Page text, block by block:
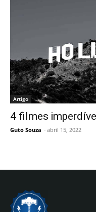
Artigo
4 filmes
Guto Souza - abril 15, 2022